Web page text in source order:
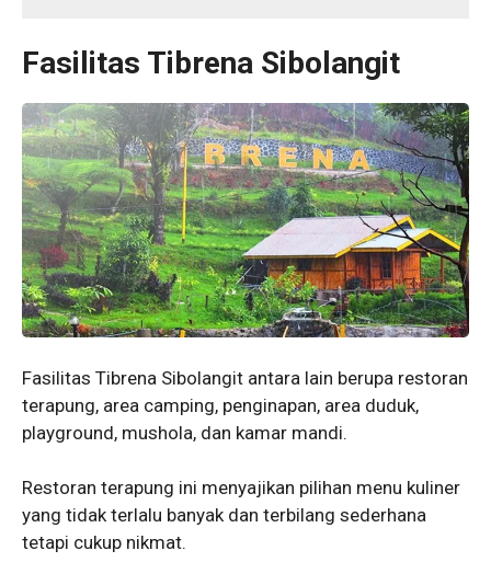
Fasilitas Tibrena Sibolangit
Fasilitas Tibrena Sibolangit antara lain berupa restoran
terapung, area camping, penginapan, area duduk,
playground, mushola, dan kamar mandi.
Restoran terapung ini menyajikan pilihan menu kuliner
yang tidak terlalu banyak dan terbilang sederhana
tetapi cukup nikmat.